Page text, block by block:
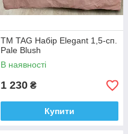
ТМ TAG Набір Elegant 1,5-сп.
Pale Blush
В наявності
1 230 ₴
Купити